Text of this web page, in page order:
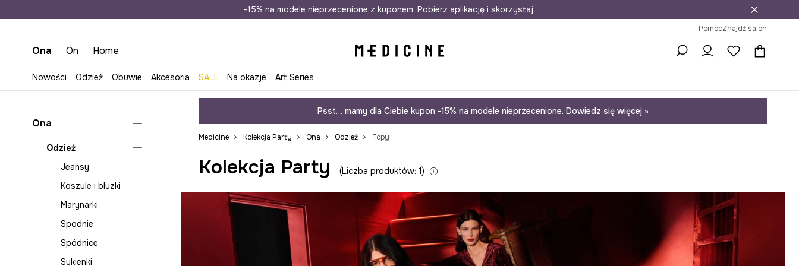
Wysyłka nawet w 24h Darmowa dostawa do salonów 30 dni na zwrot
-15% na modele nieprzecenione z kuponem. Pobierz aplikację i skorzystaj
PomocZnajdź salon
Ona On Home
Nowości Odzież Obuwie Akcesoria SALE Na okazje Art Series
Ona
Odzież
Jeansy
Koszule i bluzki
Marynarki
Spodnie
Spódnice
Sukienki
Psst… mamy dla Ciebie kupon -15% na modele nieprzecenione. Dowiedz się więcej »
Medicine Kolekcja Party Ona Odzież Topy
Kolekcja Party Liczba produktów: 1